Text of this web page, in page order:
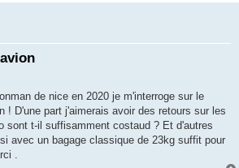
de nice en 2020 je m'interroge sur le
! D'une part j'aimerais avoir des retours sur les
sont t-il suffisamment costaud ? Et d'autres
avec un bagage classique de 23kg suffit pour
.